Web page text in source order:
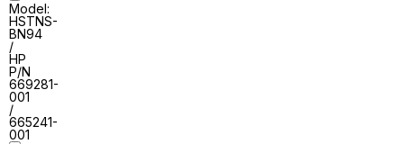
Model:
HSTNS-
BN94
/
HP
P/N
669281-
001
/
665241-
001